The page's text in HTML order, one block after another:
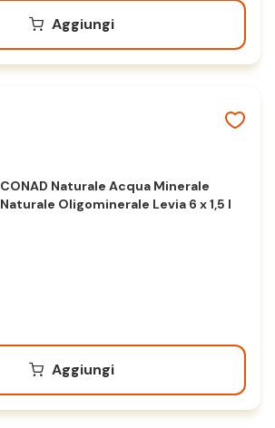
Aggiungi
CONAD Naturale Acqua Minerale
Naturale Oligominerale Levia 6 x 1,5 l
Aggiungi